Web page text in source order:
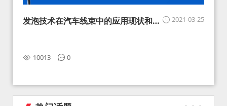
2021-03-25
发泡技术在汽车线束中的应用现状和展
10013 0